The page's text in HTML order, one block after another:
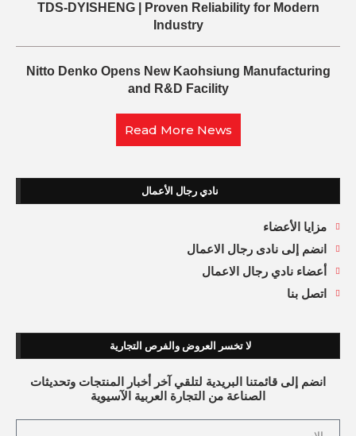
TDS-DYISHENG | Proven Reliability for Modern
Industry
Nitto Denko Opens New Kaohsiung Manufacturing
and R&D Facility
Read More News
نادي رجال الأعمال
مزايا الأعضاء
انضم إلى نادى رجال الاعمال
أعضاء نادي رجال الاعمال
اتصل بنا
لا تخسر العروض والفرص التجارية
انضم إلى قائمتنا البريدية لتلقي آخر أخبار المنتجات وتحديثات
الصناعة من التجارة العربية الآسيوية